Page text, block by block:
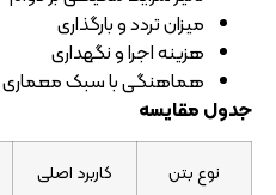
میزان تردد و بارگذاری
هزینه اجرا و نگهداری
هماهنگی با سبک معماری
جدول مقایسه
نوع بتن کاربرد اصلی